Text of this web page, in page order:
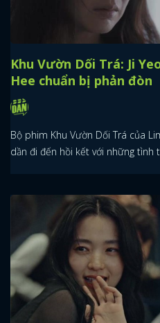
Khu Vườn Dối Trá: Ji
Hee chuẩn bị phản đòn
Bộ phim Khu Vườn Dối Trá của
dần đi đến hồi kết với những tình